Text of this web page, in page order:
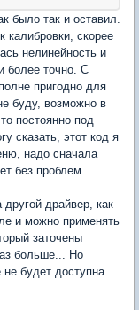
было так и оставил.
калибровки, скорее
нелинейность и
более точно. С
пригодно для
буду, возможно в
постоянно под
сказать, этот код я
надо сначала
без проблем.
драйвер, как
и можно применять
заточены
больше... Но
будет доступна